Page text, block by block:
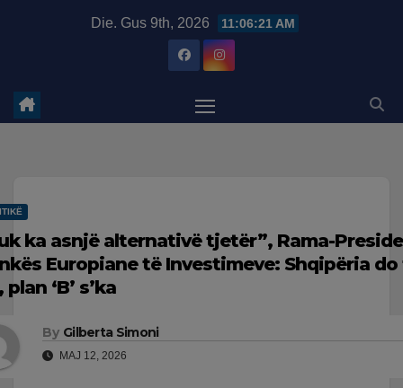
Die. Gus 9th, 2026 11:06:22 AM
ka asnjë alternativë tjetër”, Rama-
Europiane të Investimeve: Shqipëria
plan ‘B’ s’ka
By Gilberta Simoni
MAJ 12, 2026